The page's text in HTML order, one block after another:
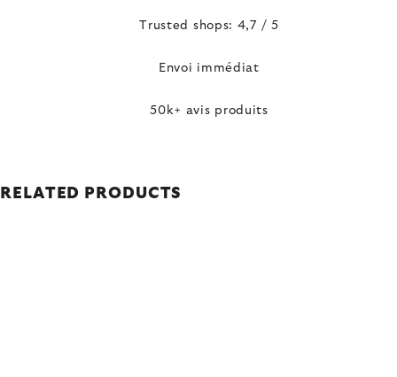
Trusted shops: 4,7 / 5
Envoi immédiat
50k+ avis produits
RELATED PRODUCTS